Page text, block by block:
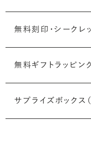
無料刻印・ シークレ
印することができます
リングに初めて施す初
無料ギフトラッピン
サプライズボックス